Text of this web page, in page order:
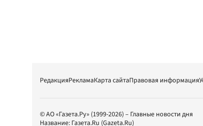
РедакцияРекламаКарта сайтаПравовая информация
© АО «Газета.Ру» (1999-2026) – Главные новости дня
Название: Газета.Ru (Gazeta.Ru)